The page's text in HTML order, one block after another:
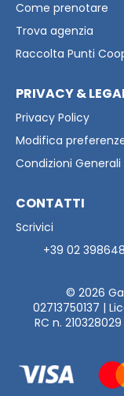
Come prenotare
Trova agenzia
Raccolta Punti
PRIVACY &
Privacy Policy
Modifica
Condizioni Generali
CONTATTI
Scrivici
+39 02
© 2026
02713750137 |
RC n.